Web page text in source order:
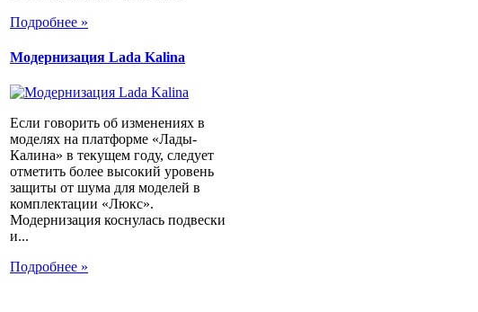
Подробнее »
Модернизация Lada Kalina
Если говорить об изменениях в
моделях на платформе «Лады-
Калина» в текущем году, следует
отметить более высокий уровень
защиты от шума для моделей в
комплектации «Люкс».
Модернизация коснулась подвески
и...
Подробнее »